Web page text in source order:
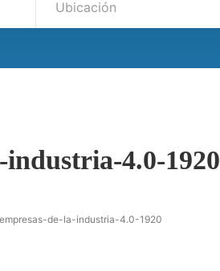
industria-4.0-1920
de-la-industria-4.0-1920